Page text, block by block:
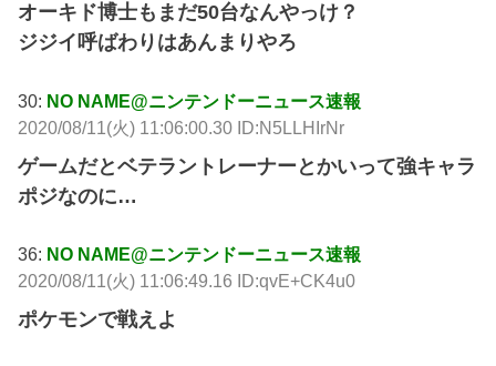
オーキド博士もまだ50台なんやっけ？
ジジイ呼ばわりはあんまりやろ
30: NO NAME@ニンテンドーニュース速報
2020/08/11(火) 11:06:00.30 ID:N5LLHIrNr
ゲームだとベテラントレーナーとかいって強キャラ
ポジなのに…
36: NO NAME@ニンテンドーニュース速報
2020/08/11(火) 11:06:49.16 ID:qvE+CK4u0
ポケモンで戦えよ